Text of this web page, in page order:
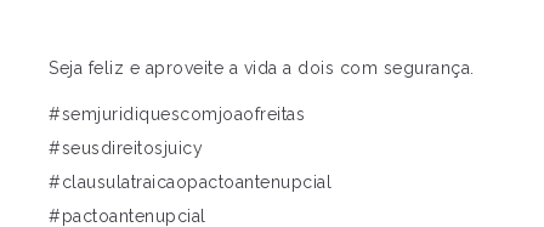
Seja feliz e aproveite a vida a dois com segurança.
#semjuridiquescomjoaofreitas
#seusdireitosjuicy
#clausulatraicaopactoantenupcial
#pactoantenupcial